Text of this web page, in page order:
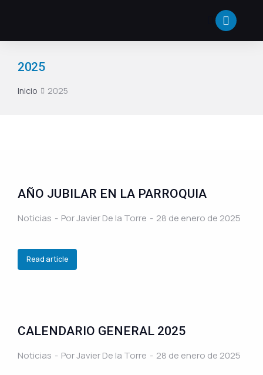
2025
Estás aquí:
Inicio 2025
AÑO JUBILAR EN LA PARROQUIA
Noticias PorJavier De la Torre 28 de enero de 2025
Read article
CALENDARIO GENERAL 2025
Noticias PorJavier De la Torre 28 de enero de 2025